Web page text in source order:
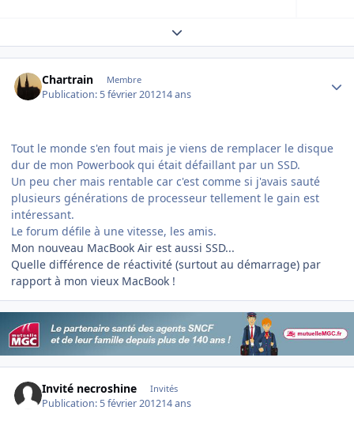
Expand topic overview
Chartrain Membre
Publication: 5 février 201214 ans
Tout le monde s'en fout mais je viens de remplacer le disque
dur de mon Powerbook qui était défaillant par un SSD.
Un peu cher mais rentable car c'est comme si j'avais sauté
plusieurs générations de processeur tellement le gain est
intéressant.
Le forum défile à une vitesse, les amis.
Mon nouveau MacBook Air est aussi SSD...
Quelle différence de réactivité (surtout au démarrage) par
rapport à mon vieux MacBook !
Invité necroshine Invités
Publication: 5 février 201214 ans